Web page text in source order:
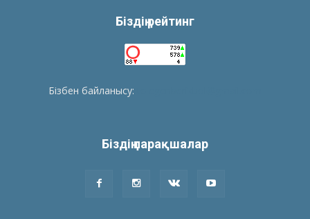
Біздің рейтинг
Бізбен байланысу:
Біздің парақшалар